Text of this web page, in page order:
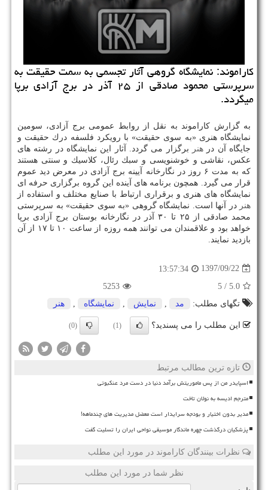
كاراموند: نمایشگاه گروهی آثار تجسمی به سمت حقیقت به
سرپرستی محمود صادقی از ۲۵ آذر در برج آزادی برپا
میگردد.
به گزارش كاراموند به نقل از روابط عمومی برج آزادی، سومین
نمایشگاه هنری «به سوی حقیقت» با رویكرد فلسفه درك حقیقت و
جایگاه آن در هنر
برگزار می گردد. آثار این نمایشگاه در رشته های
عكس، نقاشی و خوشنویسی و سبك رئال، كلاسیك و سنتی هستند
كه به مدت ۶ روز در نگارخانه آیینه برج آزادی در معرض دید عموم
قرار می گیرد. همچون برنامه های آینده این گروه برگزاری حرفه ای
نمایشگاه های هنری و برقراری ارتباط با صنایع مختلف و استفاده از
هنر در آنها است. نمایشگاه گروهی «به سوی حقیقت» به سرپرستی
محمد صادقی از ۲۵ تا ۳۰ آذر در نگارخانه بوستان برج آزادی برپا
خواهد بود و علاقمندان می توانند همه روزه از ساعت ۱۰ تا ۱۷ از آن
بازدید نمایند.
1397/09/22
13:57:34
5.0
/ 5
5253
تگهای مطلب:
مد نمایش نمایشگاه هنر
این مطلب را می پسندید؟ (1)
(0)
تازه ترین مطالب مرتبط
اسپایدر من از پس ماموریتش برآمد دنیا در دست مرد عنکبوتی
مترجم ادیسه به نولان تاخت
مدیر بدون اختیار و بودجه سرایدار است معضل مدیریت های چندماهه!
پزشکیان درگذشت چهره ماندگار موسیقی نواحی ایران را تسلیت گفت
نظرات بینندگان کاراموند در مورد این مطلب
نظر شما در مورد این مطلب